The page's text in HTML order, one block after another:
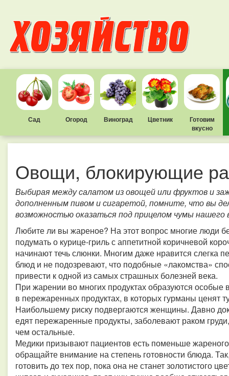
Сад Огород Виноград Цветник
Готовим
вкусно
Овощи, блокирующие
Выбирая между салатом из овощей или фруктов и
дополненным пивом и сигаретой, помните, что вы
возможностью оказаться под прицелом чумы нашего
Любите ли вы жареное? На этот вопрос многие люди
подумать о курице-гриль с аппетитной коричневой
начинают течь слюнки. Многим даже нравится слегка
блюд и не подозревают, что подобные «лакомства»
привести к одной из самых страшных болезней века.
При жарении во многих продуктах образуются
в пережаренных продуктах, в которых гурманы ценят
Наибольшему риску подвергаются женщины. Давно
едят пережаренные продукты, заболевают раком
чем остальные.
Медики призывают пациентов есть поменьше
обращайте внимание на степень готовности блюда.
готовить до тех пор, пока она не станет золотистого